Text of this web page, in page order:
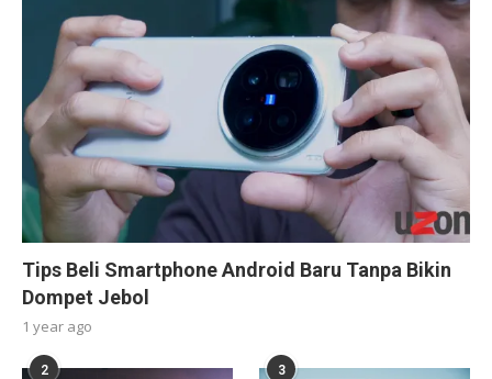
Tips Beli Smartphone Android Baru Tanpa Bikin
Dompet Jebol
1 year ago
2 3